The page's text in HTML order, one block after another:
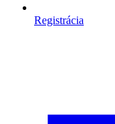
Registrácia